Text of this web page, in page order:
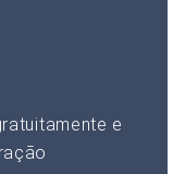
e